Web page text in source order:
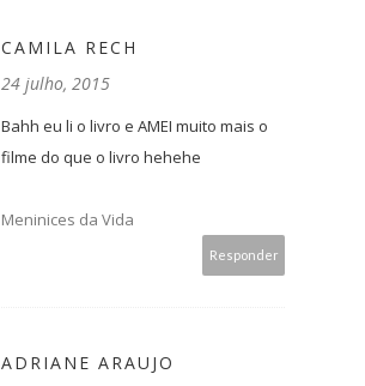
CAMILA RECH
24 julho, 2015
Bahh eu li o livro e AMEI muito mais o
filme do que o livro hehehe
Meninices da Vida
Responder
ADRIANE ARAUJO